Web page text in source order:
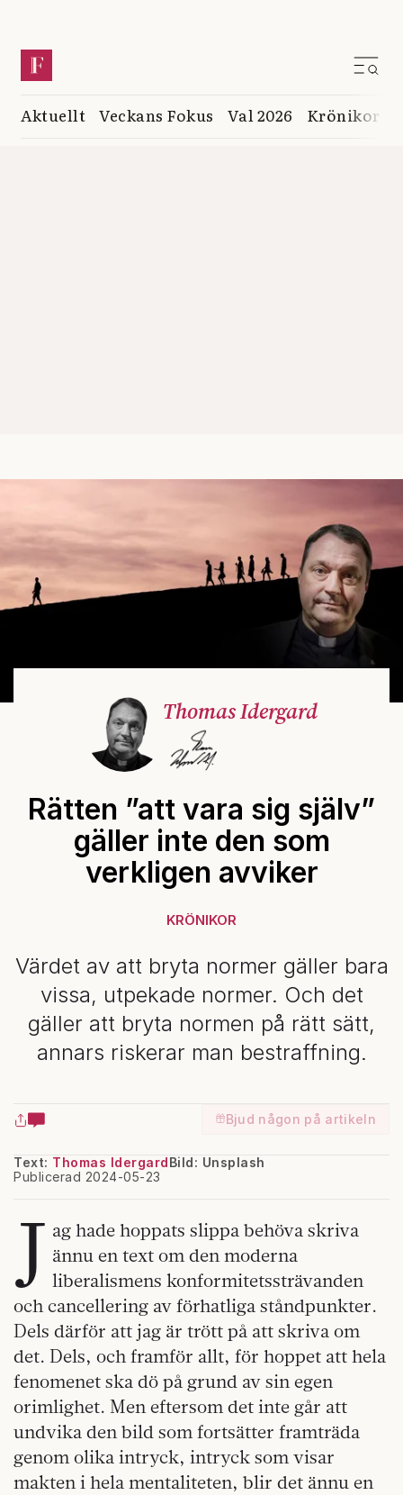
Aktuellt Veckans Fokus Val 2026 Krönikor
Thomas Idergard
Rätten ”att vara sig själv”
gäller inte den som
verkligen avviker
KRÖNIKOR
Värdet av att bryta normer gäller bara
vissa, utpekade normer. Och det
gäller att bryta normen på rätt sätt,
annars riskerar man bestraffning.
Bjud någon på artikeln
Text: Thomas Idergard
Publicerad 2024-05-23
Bild: Unsplash
J ag hade hoppats slippa behöva skriva
ännu en text om den moderna
liberalismens konformitetssträvanden
och cancellering av förhatliga ståndpunkter.
Dels därför att jag är trött på att skriva om
det. Dels, och framför allt, för hoppet att hela
fenomenet ska dö på grund av sin egen
orimlighet. Men eftersom det inte går att
undvika den bild som fortsätter framträda
genom olika intryck, intryck som visar
makten i hela mentaliteten, blir det ännu en